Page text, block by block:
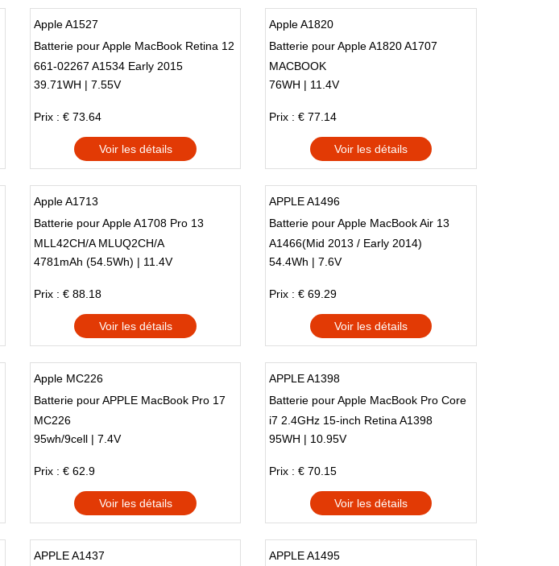
Apple A1527
Batterie pour Apple MacBook Retina 12
661-02267 A1534 Early 2015
39.71WH | 7.55V
Prix : € 73.64
Voir les détails
Apple A1820
Batterie pour Apple A1820 A1707
MACBOOK
76WH | 11.4V
Prix : € 77.14
Voir les détails
Apple A1713
Batterie pour Apple A1708 Pro 13
MLL42CH/A MLUQ2CH/A
4781mAh (54.5Wh) | 11.4V
Prix : € 88.18
Voir les détails
APPLE A1496
Batterie pour Apple MacBook Air 13
A1466(Mid 2013 / Early 2014)
54.4Wh | 7.6V
Prix : € 69.29
Voir les détails
Apple MC226
Batterie pour APPLE MacBook Pro 17
MC226
95wh/9cell | 7.4V
Prix : € 62.9
Voir les détails
APPLE A1398
Batterie pour Apple MacBook Pro Core
i7 2.4GHz 15-inch Retina A1398
95WH | 10.95V
Prix : € 70.15
Voir les détails
APPLE A1437
APPLE A1495